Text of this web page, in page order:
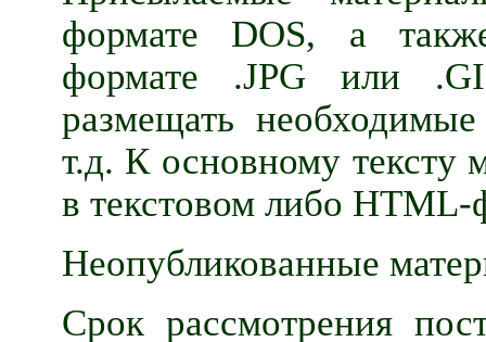
формате DOS, а
формате .JPG или
размещать
т.д. К основному тексту
в текстовом либо HTML-
Неопубликованные
Срок рассмотрения